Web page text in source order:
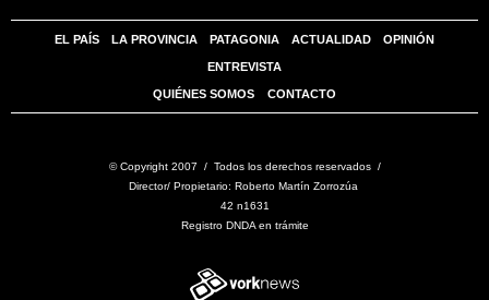
EL PAÍS LA PROVINCIA PATAGONIA ACTUALIDAD OPINIÓN
ENTREVISTA
QUIÉNES SOMOS CONTACTO
© Copyright 2007 / Todos los derechos reservados /
Director/ Propietario: Roberto Martín Zorrozúa
42 n1631
Registro DNDA en trámite